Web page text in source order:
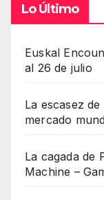
Lo Último
Euskal
al 26 de julio
La escasez
mercado
La cagada de
Machine –